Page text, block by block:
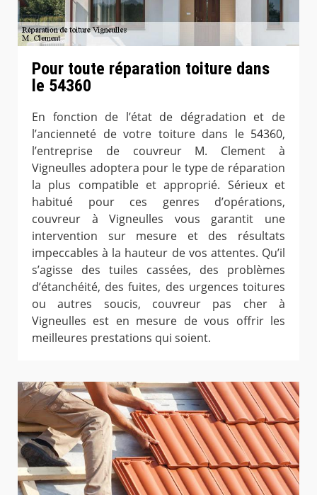
Pour toute réparation toiture dans
le 54360
En fonction de l’état de dégradation et de
l’ancienneté de votre toiture dans le 54360,
l’entreprise de couvreur M. Clement à
Vigneulles adoptera pour le type de réparation
la plus compatible et approprié. Sérieux et
habitué pour ces genres d’opérations,
couvreur à Vigneulles vous garantit une
intervention sur mesure et des résultats
impeccables à la hauteur de vos attentes. Qu’il
s’agisse des tuiles cassées, des problèmes
d’étanchéité, des fuites, des urgences toitures
ou autres soucis, couvreur pas cher à
Vigneulles est en mesure de vous offrir les
meilleures prestations qui soient.